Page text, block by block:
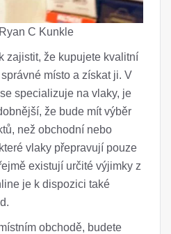
C Kunkle
zajistit, že kupujete kvalitní
místo a získat ji. V
specializuje na vlaky, je
že bude mít výběr
než obchodní nebo
vlaky přepravují pouze
existují určité výjimky z
je k dispozici také
obchodě, budete